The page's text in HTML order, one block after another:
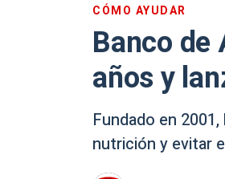
CÓMO AYUDAR
Banco
años y
Fundado en
nutrición y evitar